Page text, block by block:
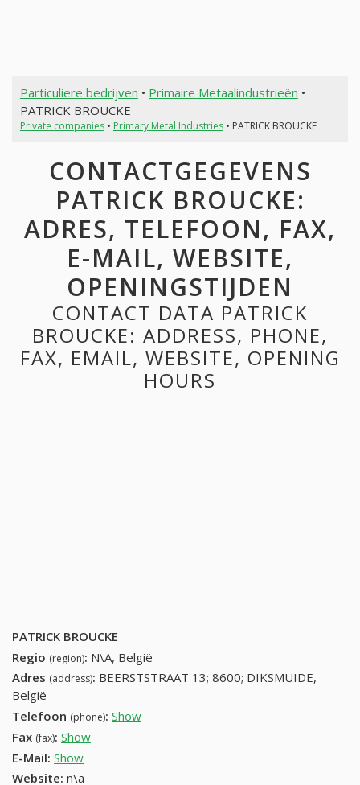
Particuliere bedrijven • Primaire Metaalindustrieën •
PATRICK BROUCKE
Private companies• Primary Metal Industries• PATRICK BROUCKE
CONTACTGEGEVENS
PATRICK BROUCKE:
ADRES, TELEFOON, FAX,
E-MAIL, WEBSITE,
OPENINGSTIJDEN
CONTACT DATA PATRICK
BROUCKE: ADDRESS, PHONE,
FAX, EMAIL, WEBSITE, OPENING
HOURS
PATRICK BROUCKE
Regio (region): N\A, België
Adres (address): BEERSTSTRAAT 13; 8600; DIKSMUIDE,
België
Telefoon (phone): Show
Fax (fax): Show
E-Mail: Show
Website: n\a